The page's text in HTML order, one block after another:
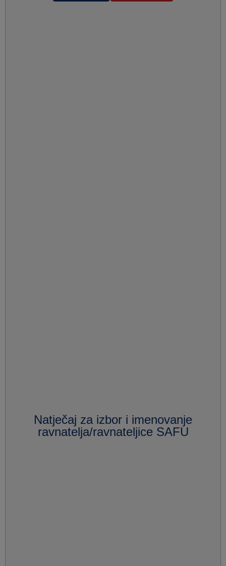
Natječaj za izbor i imenovanje
ravnatelja/ravnateljice SAFU